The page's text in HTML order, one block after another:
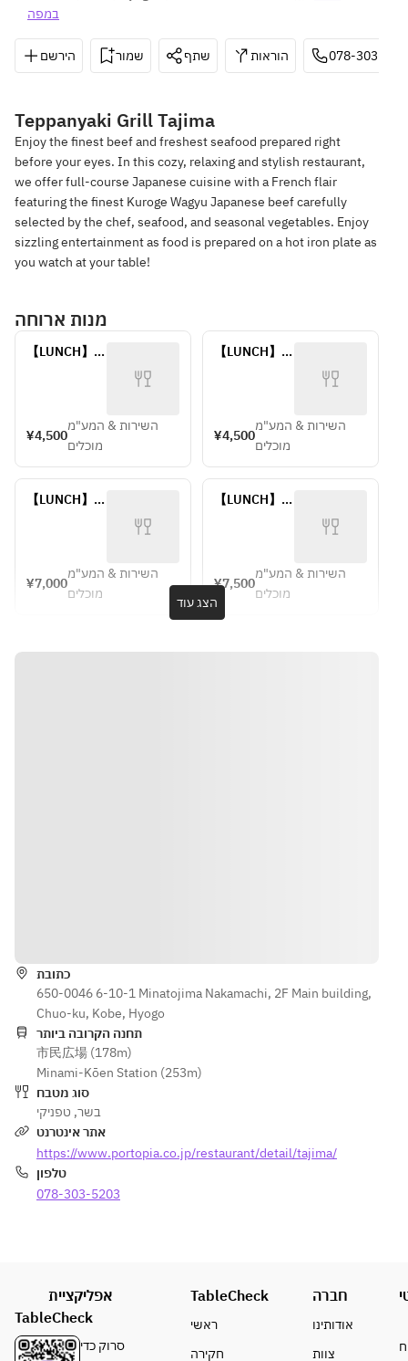
במפה
הירשם שמור שתף הוראות 078-303-
Teppanyaki Grill Tajima
Enjoy the finest beef and freshest seafood prepared right
before your eyes. In this cozy, relaxing and stylish restaurant,
we offer full-course Japanese cuisine with a French flair
featuring the finest Kuroge Wagyu Japanese beef carefully
selected by the chef, seafood, and seasonal vegetables. Enjoy
sizzling entertainment as food is prepared on a hot iron plate as
you watch at your table!
מנות ארוחה
【LUNCH】
¥4,500
השירות & המע"מ
מוכלים
【LUNCH】
¥4,500
השירות & המע"מ
מוכלים
【LUNCH】～
¥7,000
השירות & המע"מ
מוכלים
【LUNCH】～
¥7,500
השירות & המע"מ
מוכלים
הצג עוד
כתובת
650-0046 6-10-1 Minatojima Nakamachi, 2F Main building,
Chuo-ku, Kobe, Hyogo
תחנה הקרובה ביותר
市民広場 (178m)
Minami-Kōen Station (253m)
סוג מטבח
בשר, טפניקי
אתר אינטרנט
https://www.portopia.co.jp/restaurant/detail/tajima/
טלפון
078-303-5203
אפליקציית
TableCheck
סרוק כדי
TableCheck
ראשי
חקירה
חברה
אודותינו
צוות